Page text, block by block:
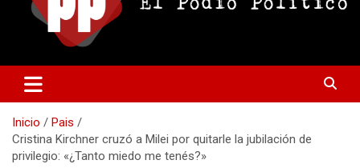
El Podio Político – © Argentina
Inicio
Pais
Cristina Kirchner cruzó a Milei por quitarle la jubilación de
privilegio: «¿Tanto miedo me tenés?»